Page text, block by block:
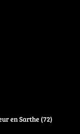
en Sarthe (72)